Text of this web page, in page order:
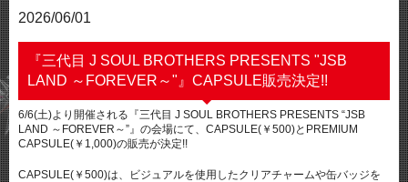
2026/06/01
『三代目 J SOUL BROTHERS PRESENTS "JSB
LAND ～FOREVER～"』CAPSULE販売決定!!
6/6(土)より開催される『三代目 J SOUL BROTHERS PRESENTS “JSB
LAND ～FOREVER～”』の会場にて、CAPSULE(￥500)とPREMIUM
CAPSULE(￥1,000)の販売が決定!!
CAPSULE(￥500)は、ビジュアルを使用したクリアチャームや缶バッジを